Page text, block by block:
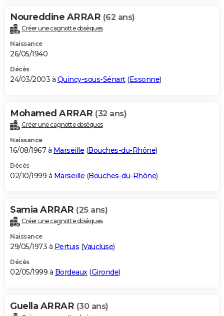
Noureddine ARRAR (62 ans)
Créer une cagnotte obsèques
Naissance
26/05/1940
Décès
24/03/2003 à Quincy-sous-Sénart(Essonne)
Mohamed ARRAR (32 ans)
Créer une cagnotte obsèques
Naissance
16/08/1967 à Marseille (Bouches-du-Rhône)
Décès
02/10/1999 à Marseille (Bouches-du-Rhône)
Samia ARRAR (25 ans)
Créer une cagnotte obsèques
Naissance
29/05/1973 à Pertuis (Vaucluse)
Décès
02/05/1999 à Bordeaux(Gironde)
Guella ARRAR (30 ans)